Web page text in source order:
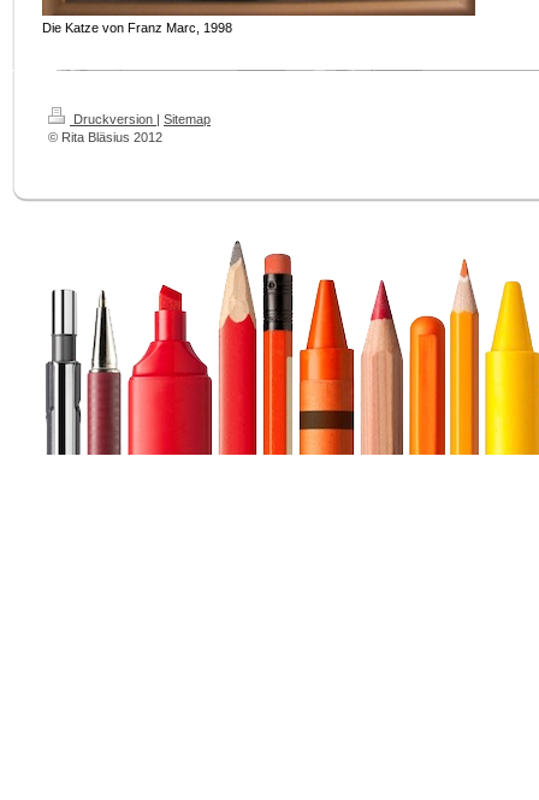
Die Katze von Franz Marc, 1998
Druckversion | Sitemap
© Rita Bläsius 2012